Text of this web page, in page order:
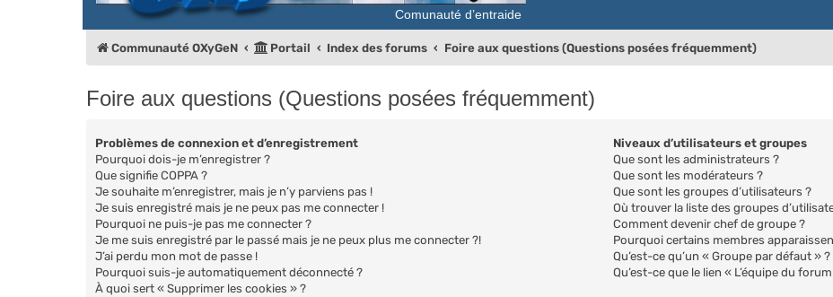
Communauté OXyGeN Portail Index des forums Foire aux questions (Questions posées fréquemment)
Foire aux questions (Questions posées fréquemment)
Problèmes de connexion et d’enregistrement
Pourquoi dois-je m’enregistrer ?
Que signifie COPPA ?
Je souhaite m’enregistrer, mais je n’y parviens pas !
Je suis enregistré mais je ne peux pas me connecter !
Pourquoi ne puis-je pas me connecter ?
Je me suis enregistré par le passé mais je ne peux plus me connecter ?!
J’ai perdu mon mot de passe !
Pourquoi suis-je automatiquement déconnecté ?
À quoi sert « Supprimer les cookies » ?
Niveaux d’utilisateurs et groupes
Que sont les administrateurs ?
Que sont les modérateurs ?
Que sont les groupes d’utilisateurs ?
Où trouver la liste des groupes
Comment devenir chef de groupe ?
Pourquoi certains membres
Qu’est-ce qu’un « Groupe par défaut » ?
Qu’est-ce que le lien « L’équipe du